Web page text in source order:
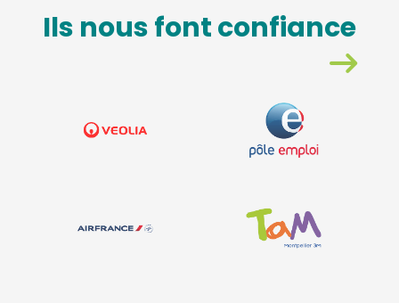
Ils nous font confiance